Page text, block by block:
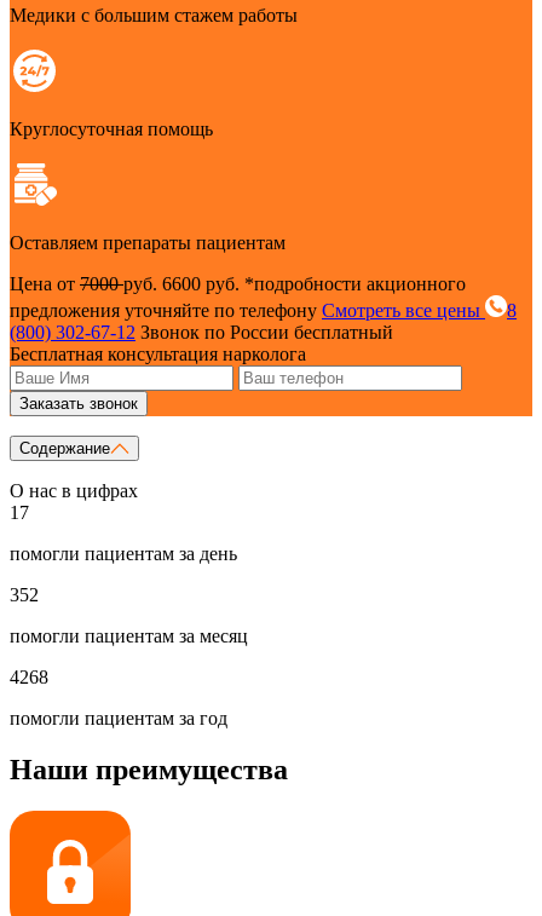
Медики с большим стажем работы
Круглосуточная помощь
Оставляем препараты пациентам
Цена от 7000руб. 6600 руб. *подробности акционного
предложения уточняйте по телефону Смотреть все цены
8
(800) 302-67-12 Звонок по России бесплатный
Бесплатная консультация нарколога
Заказать звонок
Содержание
О нас в цифрах
17
помогли пациентам за день
352
помогли пациентам за месяц
4268
помогли пациентам за год
Наши преимущества